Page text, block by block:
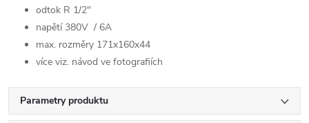
odtok R 1/2"
napětí 380V / 6A
max. rozměry 171x160x44
více viz. návod ve fotografiích
Parametry produktu